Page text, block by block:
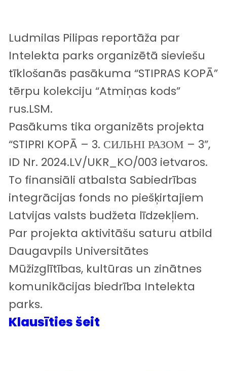
Ludmilas Pilipas reportāža par
Intelekta parks organizētā sieviešu
tīklošanās pasākuma “STIPRAS KOPĀ”
tērpu kolekciju “Atmiņas kods”
rus.LSM.
Pasākums tika organizēts projekta
“STIPRI KOPĀ – 3. СИЛЬНІ РАЗОМ – 3”,
ID Nr. 2024.LV/UKR_KO/003 ietvaros.
To finansiāli atbalsta Sabiedrības
integrācijas fonds no piešķirtajiem
Latvijas valsts budžeta līdzekļiem.
Par projekta aktivitāšu saturu atbild
Daugavpils Universitātes
Mūžizglītības, kultūras un zinātnes
komunikācijas biedrība Intelekta
parks.
Klausīties šeit